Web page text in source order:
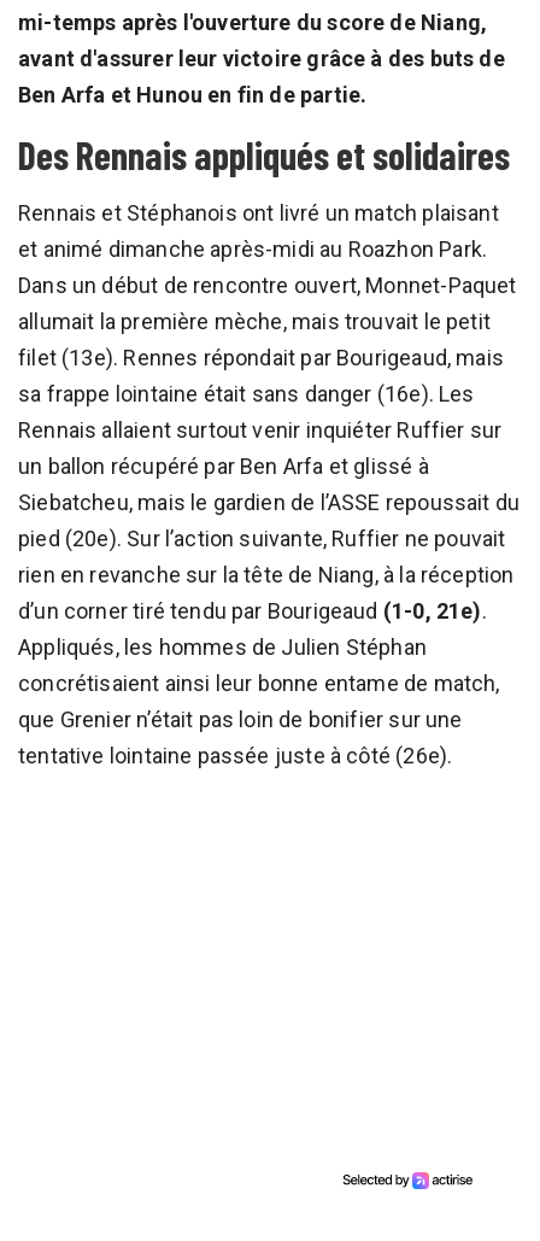
mi-temps après l'ouverture du score de Niang,
avant d'assurer leur victoire grâce à des buts de
Ben Arfa et Hunou en fin de partie.
Des Rennais appliqués et solidaires
Rennais et Stéphanois ont livré un match plaisant
et animé dimanche après-midi au Roazhon Park.
Dans un début de rencontre ouvert, Monnet-Paquet
allumait la première mèche, mais trouvait le petit
filet (13e). Rennes répondait par Bourigeaud, mais
sa frappe lointaine était sans danger (16e). Les
Rennais allaient surtout venir inquiéter Ruffier sur
un ballon récupéré par Ben Arfa et glissé à
Siebatcheu, mais le gardien de l’ASSE repoussait du
pied (20e). Sur l’action suivante, Ruffier ne pouvait
rien en revanche sur la tête de Niang, à la réception
d’un corner tiré tendu par Bourigeaud (1-0, 21e).
Appliqués, les hommes de Julien Stéphan
concrétisaient ainsi leur bonne entame de match,
que Grenier n’était pas loin de bonifier sur une
tentative lointaine passée juste à côté (26e).